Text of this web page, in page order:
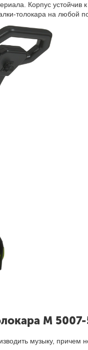
Корпус устойчив
толокара на любой
M
музыку, причем